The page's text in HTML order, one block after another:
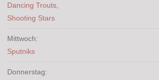
Dancing Trouts
Shooting Stars
Mittwoch:
Sputniks
Donnerstag: